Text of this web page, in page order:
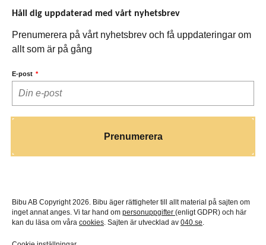
Håll dig uppdaterad med vårt nyhetsbrev
Prenumerera på vårt nyhetsbrev och få uppdateringar om
allt som är på gång
E-post
Bibu AB Copyright 2026. Bibu äger rättigheter till allt material på sajten om
inget annat anges. Vi tar hand om personuppgifter (enligt GDPR) och här
kan du läsa om våra cookies . Sajten är utvecklad av 040.se